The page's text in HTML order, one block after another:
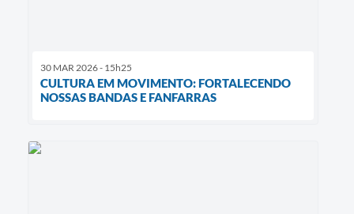
30 MAR 2026 - 15h25
CULTURA EM MOVIMENTO: FORTALECENDO
NOSSAS BANDAS E FANFARRAS